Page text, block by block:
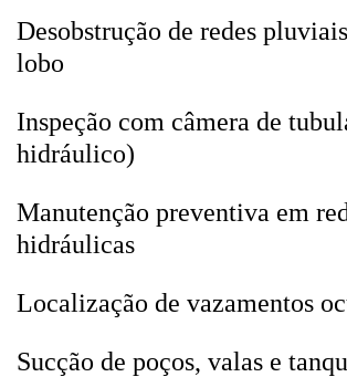
Desobstrução de redes
lobo
Inspeção com câmera de
hidráulico)
Manutenção preventiva em
hidráulicas
Localização de vazamentos
Sucção de poços, valas e